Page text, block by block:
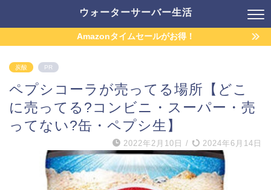
ウォーターサーバー生活
Amazonタイムセールがお得！
炭酸 PR
ペプシコーラが売ってる場所【どこ
に売ってる?コンビニ・スーパー・売
ってない?缶・ペプシ生】
2022年2月10日 / 2024年6月14日